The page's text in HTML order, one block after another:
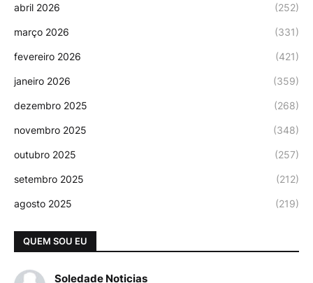
abril 2026 (252)
março 2026 (331)
fevereiro 2026 (421)
janeiro 2026 (359)
dezembro 2025 (268)
novembro 2025 (348)
outubro 2025 (257)
setembro 2025 (212)
agosto 2025 (219)
QUEM SOU EU
Soledade Noticias